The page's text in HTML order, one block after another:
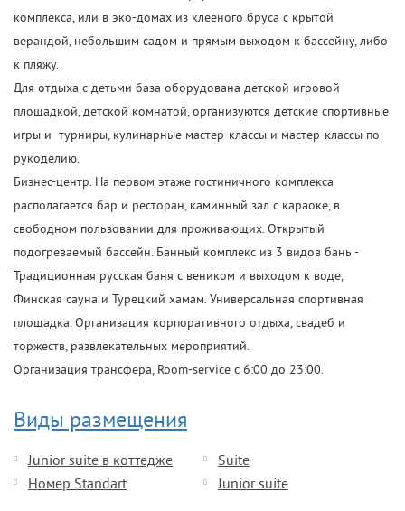
комплекса, или в эко-домах из клееного бруса с крытой
верандой, небольшим садом и прямым выходом к бассейну, либо
к пляжу.
Для отдыха с детьми база оборудована детской игровой
площадкой, детской комнатой, организуются детские спортивные
игры и турниры, кулинарные мастер-классы и мастер-классы по
рукоделию.
Бизнес-центр. На первом этаже гостиничного комплекса
располагается бар и ресторан, каминный зал с караоке, в
свободном пользовании для проживающих. Открытый
подогреваемый бассейн. Банный комплекс из 3 видов бань -
Традиционная русская баня с веником и выходом к воде,
Финская сауна и Турецкий хамам. Универсальная спортивная
площадка. Организация корпоративного отдыха, свадеб и
торжеств, развлекательных мероприятий.
Организация трансфера, Room-service с 6:00 до 23:00.
Виды размещения
Junior suite в коттедже
Suite
Номер Standart
Junior suite